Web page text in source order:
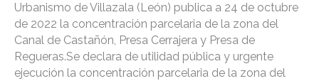
Urbanismo de Villazala (León) publica a 24 de octubre
de 2022 la concentración parcelaria de la zona del
Canal de Castañón, Presa Cerrajera y Presa de
Regueras.Se declara de utilidad pública y urgente
ejecución la concentración parcelaria de la zona del